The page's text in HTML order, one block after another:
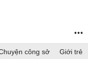
công sở Giới trẻ